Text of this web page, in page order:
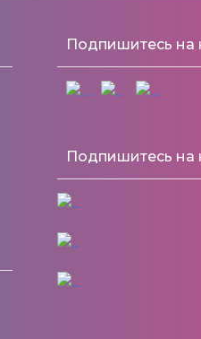
Подпишитесь на
Подпишитесь на